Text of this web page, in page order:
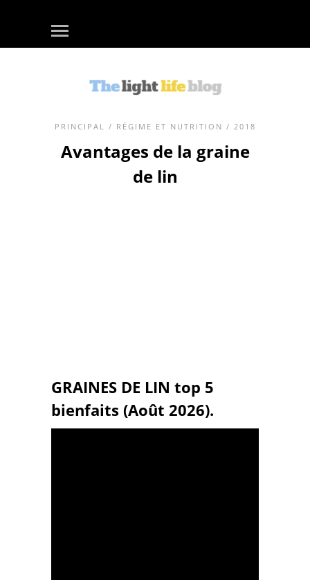
PRINCIPAL / RÉGIME ET NUTRITION / 2018
Avantages de la graine
de lin
GRAINES DE LIN top 5
bienfaits (Août 2026).